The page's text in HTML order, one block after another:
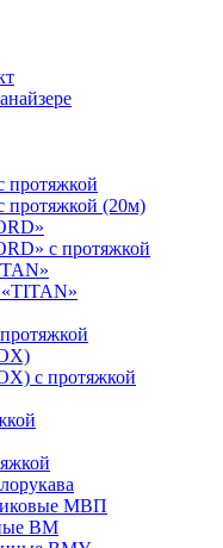
(20м)
с протяжкой
с протяжкой
МВП
ВМ